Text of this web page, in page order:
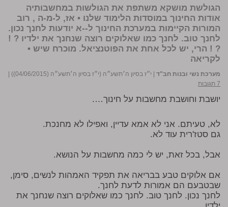
הגולשת מושקא משתפת את הגולשות במחשבותיה
אודות החינוך במוסדות הלימוד שלנו • אז, ל-מ-ה , רוב
המורות הקיימות במערכת החינוך ל--א יודעות לחנך נכון.
לחנך טוב. לחנך כמו שאלוקים רוצה שנחנך את ילדיו ? !
? ! הרי, יש לכל אחת את הפוטנציאל. מוכרח שיש •
לקריאה
מערכת נשי ובנות חב"ד | י״ז בסיון ה׳תשע״ה (י״ז בסיון ה׳תשע״ה (04/06/2015))
|
7 תגובות
יושבת וחושבת מחשבות על חינוך….
לא, טעיתם. אני לא אמא עדיין, ואפילו לא מחנכת.
גם סטז'רית עוד לא.
אבל, בכל זאת, יש לי כמה מחשבות על הנושא.
אם אלוקים טבע בבריאה את תפקיד האמהות לנשים, סימן,
שבטבעם הם אמורות לדעת לחנך.
לחנך נכון. לחנך טוב. לחנך כמו שאלוקים רוצה שנחנך את